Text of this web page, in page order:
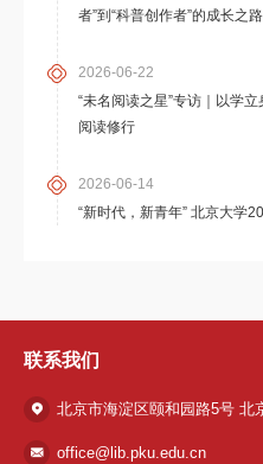
者”到“科普创作者”的成长之路
2026-06-22
“未名阅读之星”专访｜以学
阅读修行
2026-06-14
“新时代，新青年” 北京大学
联系我们
北京市海淀区颐和园路5号 北
office@lib.pku.edu.cn